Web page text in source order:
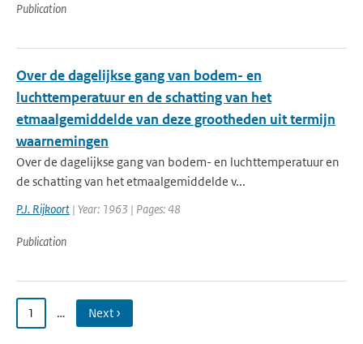
Publication
Over de dagelijkse gang van bodem- en
luchttemperatuur en de schatting van het
etmaalgemiddelde van deze grootheden uit termijn
waarnemingen
Over de dagelijkse gang van bodem- en luchttemperatuur en
de schatting van het etmaalgemiddelde v...
P.J. Rijkoort | Year: 1963 | Pages: 48
Publication
1 … Next ›